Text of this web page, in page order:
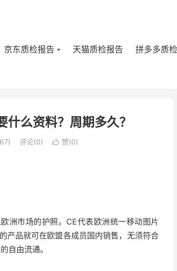
京东质检报告 天猫质检报告 拼多多质
么资料？周期多久？
评论(0)  赞(0)
洲市场的护照。CE代表欧洲统一移动图片
产品就可在欧盟各成员国内销售，无须符合
自由流通。